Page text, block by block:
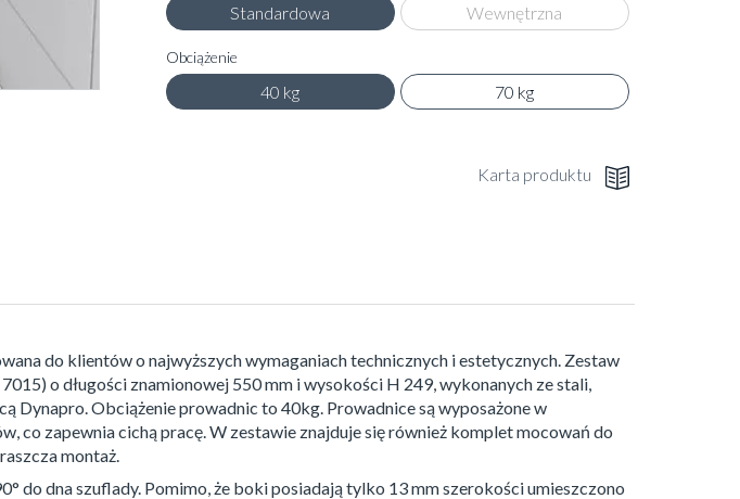
Standardowa Wewnętrzna
Obciążenie
40 kg 70 kg
Karta produktu
do klientów o najwyższych wymaganiach technicznych i estetycznych. Zestaw
o długości znamionowej 550 mm i wysokości H 249, wykonanych ze stali,
Dynapro. Obciążenie prowadnic to 40kg. Prowadnice są wyposażone w
co zapewnia cichą pracę. W zestawie znajduje się również komplet mocowań do
montaż.
do dna szuflady. Pomimo, że boki posiadają tylko 13 mm szerokości umieszczono